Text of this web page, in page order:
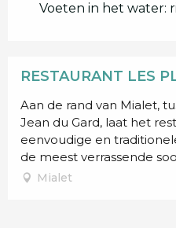
Voeten in het water:
RESTAURANT LES
Aan de rand van Mialet,
Jean du Gard, laat het
eenvoudige en
de meest verrassende
Mialet